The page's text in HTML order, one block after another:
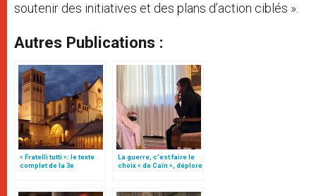
soutenir des initiatives et des plans d’action ciblés ».
Autres Publications :
« Fratelli tutti »: le texte
complet de la 3e
La guerre, c’est faire le
choix « de Caïn », déplore